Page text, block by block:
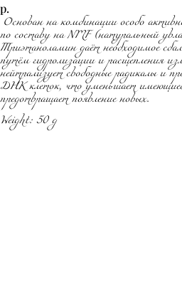
р.
Основан на комбинации особо
по составу на NMF (натуральный
Триэтаноламин даёт необходимое
путём гидролизации и расщепления
нейтрализует свободные радикалы и
ДНК клеток, что уменьшает
предотвращает появление новых.
Weight: 50 g